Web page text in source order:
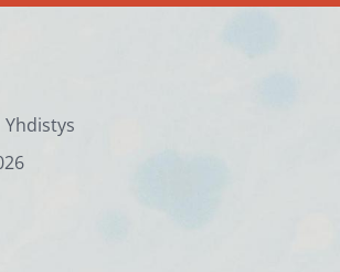
Yhdistys